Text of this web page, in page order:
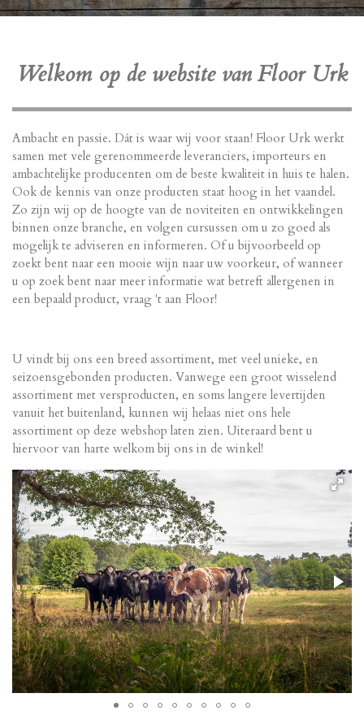
Welkom op de website van Floor Urk
Ambacht en passie. Dát is waar wij voor staan! Floor Urk werkt
samen met vele gerenommeerde leveranciers, importeurs en
ambachtelijke producenten om de beste kwaliteit in huis te halen.
Ook de kennis van onze producten staat hoog in het vaandel.
Zo zijn wij op de hoogte van de noviteiten en ontwikkelingen
binnen onze branche, en volgen cursussen om u zo goed als
mogelijk te adviseren en informeren. Of u bijvoorbeeld op
zoekt bent naar een mooie wijn naar uw voorkeur, of wanneer
u op zoek bent naar meer informatie wat betreft allergenen in
een bepaald product, vraag 't aan Floor!
U vindt bij ons een breed assortiment, met veel unieke, en
seizoensgebonden producten. Vanwege een groot wisselend
assortiment met versproducten, en soms langere levertijden
vanuit het buitenland, kunnen wij helaas niet ons hele
assortiment op deze webshop laten zien. Uiteraard bent u
hiervoor van harte welkom bij ons in de winkel!